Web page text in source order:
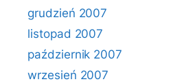
grudzień 2007
listopad 2007
październik 2007
wrzesień 2007